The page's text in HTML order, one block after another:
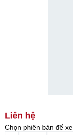
Liên hệ
Chọn phiên bản để